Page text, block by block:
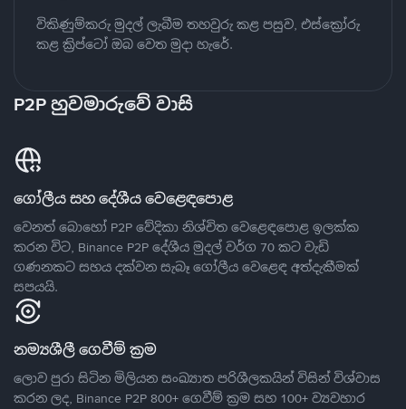
විකිණුම්කරු මුදල් ලැබීම තහවුරු කළ පසුව, එස්ක්‍රෝරු
කළ ක්‍රිප්ටෝ ඔබ වෙත මුදා හැරේ.
P2P හුවමාරුවේ වාසි
ගෝලීය සහ දේශීය වෙළෙඳපොළ
වෙනත් බොහෝ P2P වේදිකා නිශ්චිත වෙළෙඳපොළ ඉලක්ක
කරන විට, Binance P2P දේශීය මුදල් වර්ග 70 කට වැඩි
ගණනකට සහය දක්වන සැබෑ ගෝලීය වෙළෙඳ අත්දැකීමක්
සපයයි.
නම්‍යශීලී ගෙවීම් ක්‍රම
ලොව පුරා සිටින මිලියන සංඛ්‍යාත පරිශීලකයින් විසින් විශ්වාස
කරන ලද, Binance P2P 800+ ගෙවීම් ක්‍රම සහ 100+ ව්‍යවහාර